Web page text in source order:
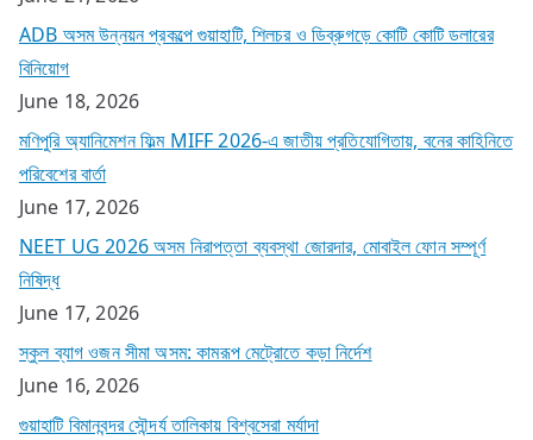
ADB অসম উন্নয়ন প্রকল্পে গুয়াহাটি, শিলচর ও ডিব্রুগড়ে কোটি কোটি ডলারের
বিনিয়োগ
June 18, 2026
মণিপুরি অ্যানিমেশন ফিল্ম MIFF 2026-এ জাতীয় প্রতিযোগিতায়, বনের কাহিনিতে
পরিবেশের বার্তা
June 17, 2026
NEET UG 2026 অসম নিরাপত্তা ব্যবস্থা জোরদার, মোবাইল ফোন সম্পূর্ণ
নিষিদ্ধ
June 17, 2026
স্কুল ব্যাগ ওজন সীমা অসম: কামরূপ মেট্রোতে কড়া নির্দেশ
June 16, 2026
গুয়াহাটি বিমানবন্দর সৌন্দর্য তালিকায় বিশ্বসেরা মর্যাদা